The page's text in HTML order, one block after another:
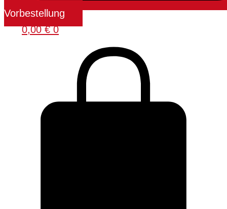
Vorbestellung
0,00€ 0